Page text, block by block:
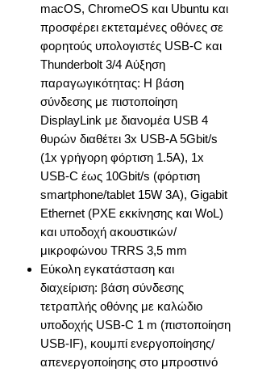
macOS, ChromeOS και Ubuntu και
προσφέρει εκτεταμένες οθόνες σε
φορητούς υπολογιστές USB-C και
Thunderbolt 3/4 Αύξηση
παραγωγικότητας: Η βάση
σύνδεσης με πιστοποίηση
DisplayLink με διανομέα USB 4
θυρών διαθέτει 3x USB-A 5Gbit/s
(1x γρήγορη φόρτιση 1.5A), 1x
USB-C έως 10Gbit/s (φόρτιση
smartphone/tablet 15W 3A), Gigabit
Ethernet (PXE εκκίνησης και WoL)
και υποδοχή ακουστικών/
μικροφώνου TRRS 3,5 mm
Εύκολη εγκατάσταση και
διαχείριση: βάση σύνδεσης
τετραπλής οθόνης με καλώδιο
υποδοχής USB-C 1 m (πιστοποίηση
USB-IF), κουμπί ενεργοποίησης/
απενεργοποίησης στο μπροστινό